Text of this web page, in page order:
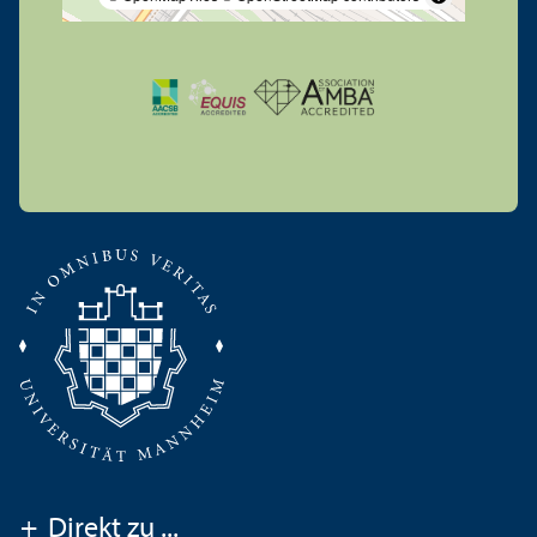
+ Direkt zu ...